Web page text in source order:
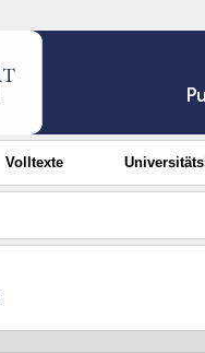
Volltexte